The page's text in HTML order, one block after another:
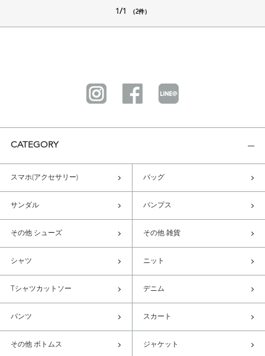
1/1 （2件）
CATEGORY
スマホ(アクセサリー) バッグ
サンダル パンプス
その他 シューズ その他 雑貨
シャツ ニット
Tシャツカットソー デニム
パンツ スカート
その他 ボトムス ジャケット